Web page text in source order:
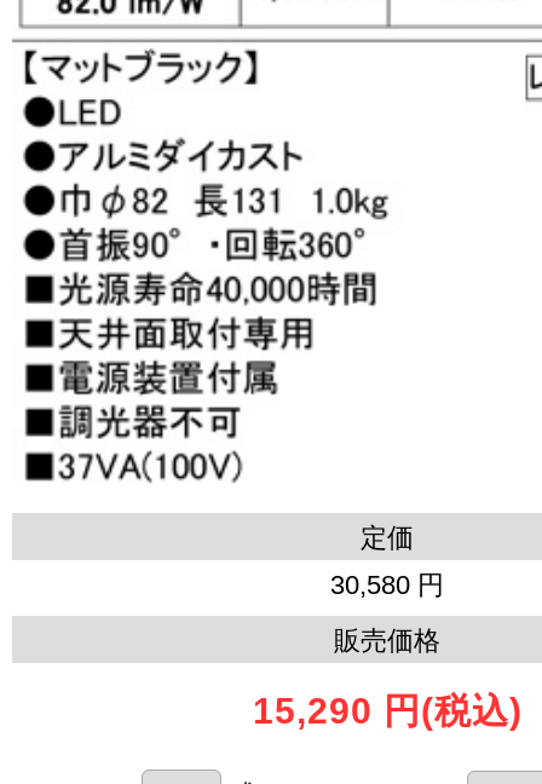
定価
30,580 円
販売価格
15,290 円 (税込)